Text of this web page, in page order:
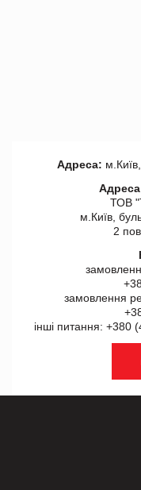
Адреса:
Адреса
ТОВ
м.Київ,
2
замовлення
інші питання: +380